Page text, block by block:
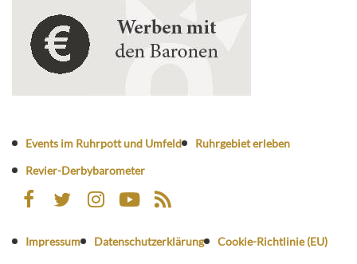
Events im Ruhrpott und Umfeld
Ruhrgebiet erleben
Revier-Derbybarometer
Impressum Datenschutzerklärung
Cookie-Richtlinie (EU)